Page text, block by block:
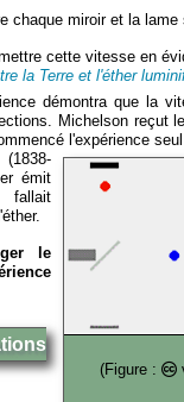
chaque miroir et la lame
cette vitesse en
la Terre et l'éther
démontra que la
Michelson reçut
l'expérience
(Figure :
(1838-
émit
fallait
le